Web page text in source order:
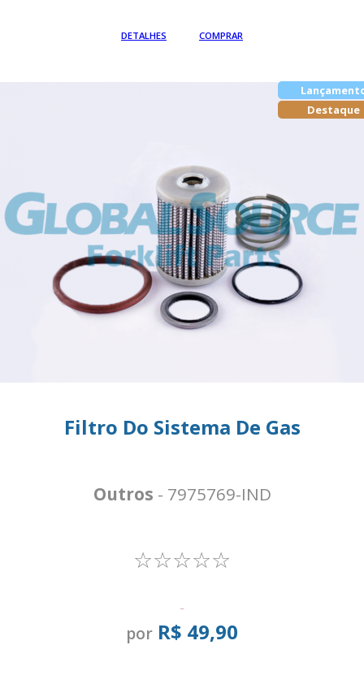
DETALHES COMPRAR
Destaque
Filtro Do Sistema De Gas
Outros - 7975769-IND
☆☆☆☆☆
-
por R$ 49,90